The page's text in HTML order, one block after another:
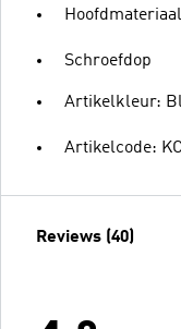
Schroefdop
Artikelkleur:
Artikelcode:
Reviews (40)